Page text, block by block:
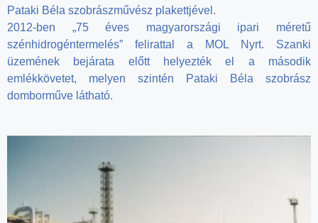
Pataki Béla szobrászművész plakettjével.
2012-ben „75 éves magyarországi ipari méretű
szénhidrogéntermelés” felirattal a MOL Nyrt. Szanki
üzemének bejárata előtt helyezték el a második
emlékkövetet, melyen szintén Pataki Béla szobrász
domborműve látható.